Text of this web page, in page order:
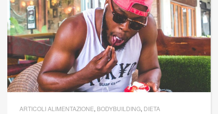
ARTICOLI ALIMENTAZIONE, BODYBUILDING, DIETA